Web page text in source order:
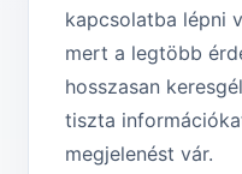
kapcsolatba lépni
mert a legtöbb
hosszasan
tiszta
megjelenést vár.